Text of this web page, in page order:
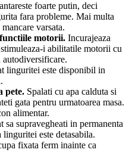
foarte putin, deci
fara probleme. Mai multa
varsata.
motorii. Incurajeaza
i abilitatile motorii cu
autodiversificare.
linguritei este disponibil in
pete. Spalati cu apa calduta si
gata pentru urmatoarea masa.
alimentar.
sa supravegheati in permanenta
este detasabila.
fixata ferm inainte ca